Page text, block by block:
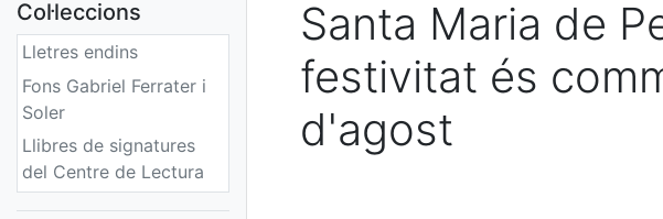
Col·leccions
Lletres endins
Fons Gabriel Ferrater i
Soler
Llibres de signatures
del Centre de Lectura
Fons sonor de Ràdio
Santa Maria de
festivitat és
d'agost